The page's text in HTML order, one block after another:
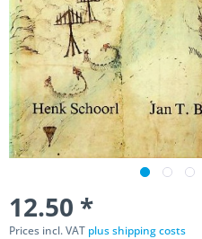
12.50 *
Prices incl. VAT plus shipping costs